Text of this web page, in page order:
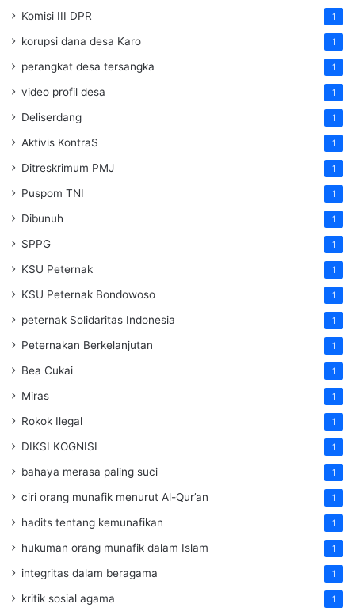
Komisi III DPR 1
korupsi dana desa Karo 1
perangkat desa tersangka 1
video profil desa 1
Deliserdang 1
Aktivis KontraS 1
Ditreskrimum PMJ 1
Puspom TNI 1
Dibunuh 1
SPPG 1
KSU Peternak 1
KSU Peternak Bondowoso 1
peternak Solidaritas Indonesia 1
Peternakan Berkelanjutan 1
Bea Cukai 1
Miras 1
Rokok Ilegal 1
DIKSI KOGNISI 1
bahaya merasa paling suci 1
ciri orang munafik menurut Al-Qur’an 1
hadits tentang kemunafikan 1
hukuman orang munafik dalam Islam 1
integritas dalam beragama 1
kritik sosial agama 1